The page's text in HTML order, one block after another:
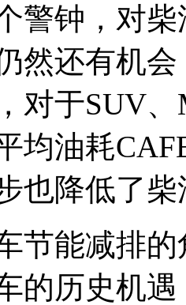
警钟，对
然还有机
对于SUV
均油耗
也降低了
节能减排
的历史机